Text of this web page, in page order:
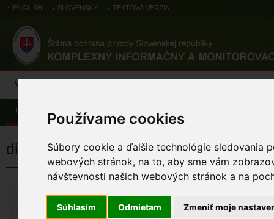
Používame cookies
Súbory cookie a ďalšie technológie sledovania
webových stránok, na to, aby sme vám
návštevnosti našich webových stránok a na
Súhlasím Odmietam Zmeniť moje
ENGLISH SLOVENSKY TEXTOVÁ VERZIA
Výsledky monitoringu
Úvod Pozorovania a výskytové dáta
diskovka kučeravá